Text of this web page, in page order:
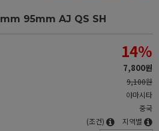
95mm AJ QS SH
14%
7,800원
9,100원
야마시타
중국
(조건) 지역별